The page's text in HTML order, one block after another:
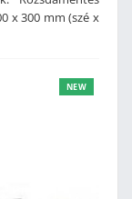
x 300 mm (szé x
NEW